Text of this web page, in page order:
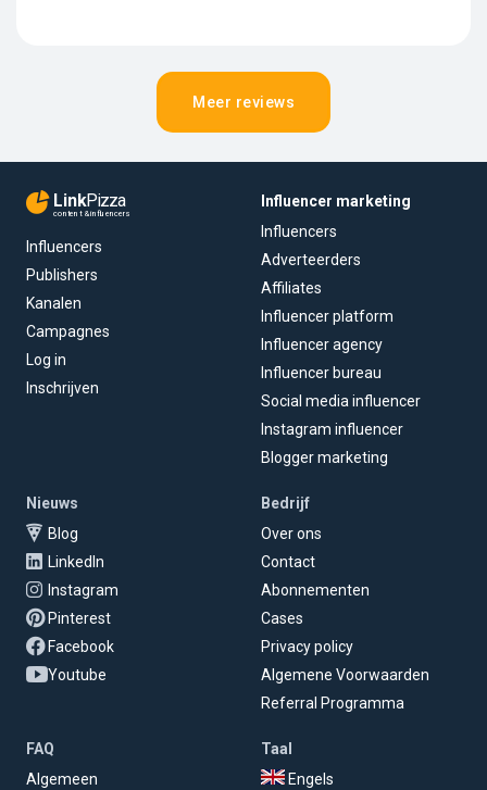
Meer reviews
LinkPizza
content & influencers
Influencers
Publishers
Kanalen
Campagnes
Log in
Inschrijven
Influencer marketing
Influencers
Adverteerders
Affiliates
Influencer platform
Influencer agency
Influencer bureau
Social media influencer
Instagram influencer
Blogger marketing
Nieuws
Blog
LinkedIn
Instagram
Pinterest
Facebook
Youtube
Bedrijf
Over ons
Contact
Abonnementen
Cases
Privacy policy
Algemene Voorwaarden
Referral Programma
FAQ
Algemeen
Taal
Engels